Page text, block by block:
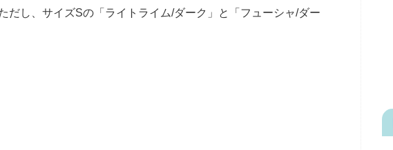
だし、サイズSの「ライトライム/ダーク」と「フューシャ/ダー